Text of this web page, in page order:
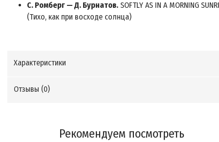
С. Ромберг — Д. Бурнатов. SOFTLY AS IN A MORNING
(Тихо, как при восходе солнца)
Характеристики
Отзывы (0)
Рекомендуем посмотреть